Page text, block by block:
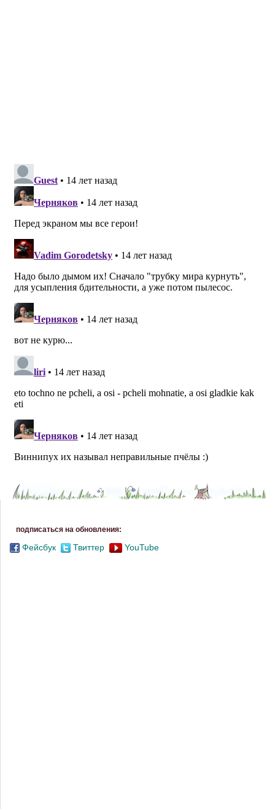
подписаться на обновления:
Фейсбук Твиттер YouTube